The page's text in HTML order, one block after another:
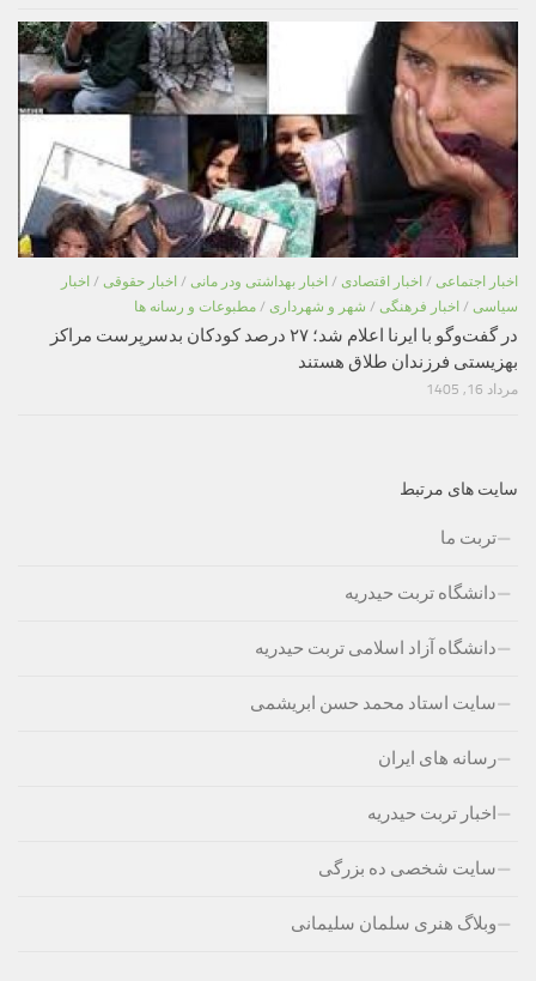
اخبار اجتماعی / اخبار اقتصادی / اخبار بهداشتی ودر مانی / اخبار حقوقی / اخبار
سیاسی / اخبار فرهنگی / شهر و شهرداری / مطبوعات و رسانه ها
در گفت‌وگو با ایرنا اعلام شد؛ ۲۷ درصد کودکان بدسرپرست مراکز
بهزیستی فرزندان طلاق هستند
مرداد 16, 1405
سایت های مرتبط
تربت ما
دانشگاه تربت حیدریه
دانشگاه آزاد اسلامی تربت حیدریه
سایت استاد محمد حسن ابریشمی
رسانه های ایران
اخبار تربت حیدریه
سایت شخصی ده بزرگی
وبلاگ هنری سلمان سلیمانی